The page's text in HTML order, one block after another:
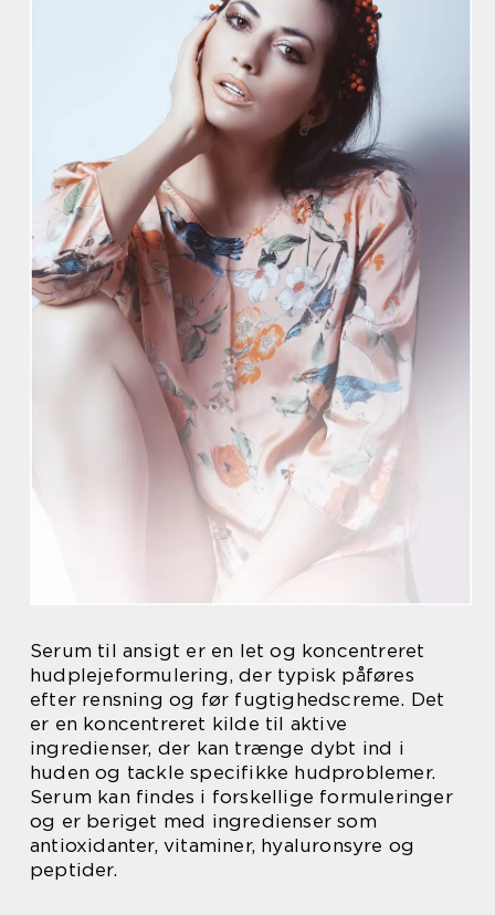
Serum til ansigt er en let og koncentreret
hudplejeformulering, der typisk påføres
efter rensning og før fugtighedscreme. Det
er en koncentreret kilde til aktive
ingredienser, der kan trænge dybt ind i
huden og tackle specifikke hudproblemer.
Serum kan findes i forskellige formuleringer
og er beriget med ingredienser som
antioxidanter, vitaminer, hyaluronsyre og
peptider.